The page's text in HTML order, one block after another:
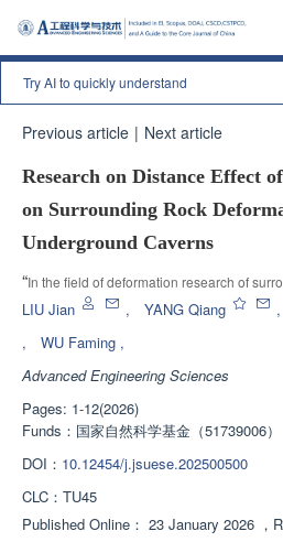
Try AI to quickly understand
Previous article | Next article
Research on Distance Effect
on Surrounding Rock
Underground Caverns
“In the field of deformation research of
caverns, experts have revealed the
monitoring and numerical simulation, and
deformation curve analytical model,
construction safety monitoring.
LIU Jian , YANG Qiang ,
,
WU Faming ,
Advanced Engineering Sciences
Pages: 1-12(2026)
Funds： 国家自然科学基金（51739006）
DOI： 10.12454/j.jsuese.202500500
CLC： TU45
Published Online： 23 January 2026 ，